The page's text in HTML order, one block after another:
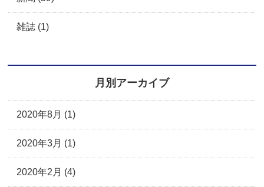
雑誌 (1)
月別アーカイブ
2020年8月 (1)
2020年3月 (1)
2020年2月 (4)